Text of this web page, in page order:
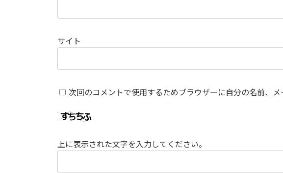
サイト
次回のコメントで使用するためブラウザーに自分の名前、メ
上に表示された文字を入力してください。